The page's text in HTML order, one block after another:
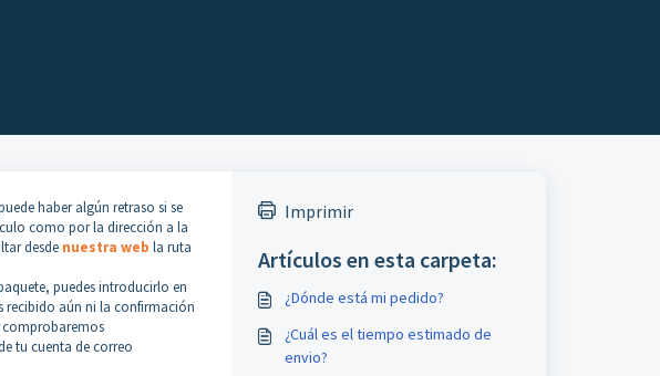
haber algún retraso si se
como por la dirección a la
desde nuestra web la ruta
puedes introducirlo en
recibido aún ni la confirmación
comprobaremos
tu cuenta de correo
Imprimir
Artículos en esta carpeta:
¿Dónde está mi pedido?
¿Cuál es el tiempo estimado de
envio?